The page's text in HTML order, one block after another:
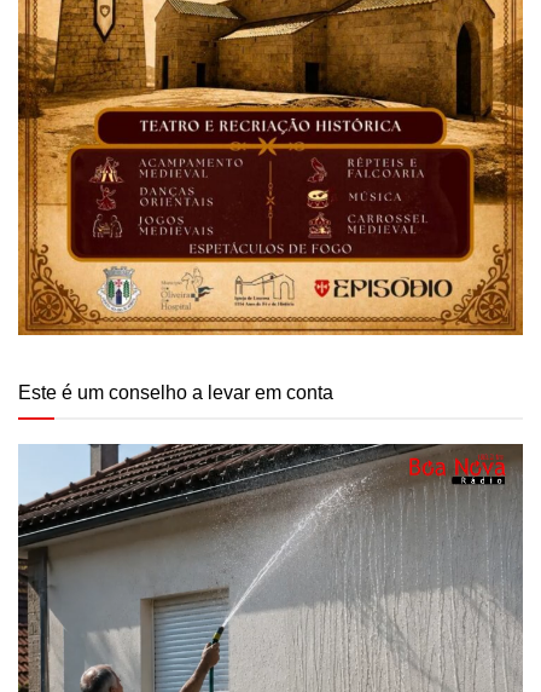
Este é um conselho a levar em conta